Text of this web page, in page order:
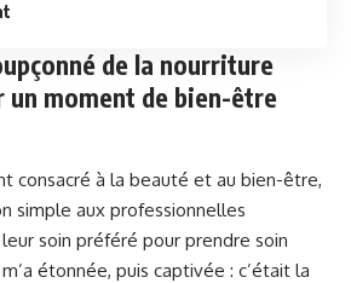
de la nourriture
un moment de bien-être
consacré à la beauté et au bien-être,
simple aux professionnelles
soin préféré pour prendre soin
étonnée, puis captivée : c’était la